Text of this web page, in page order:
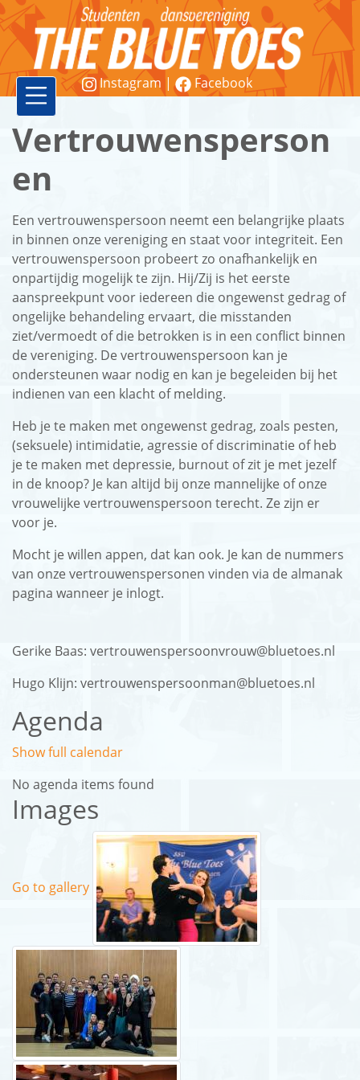
Instagram | Facebook
Vereniging
Lessen
Word
lid!
Workshops
&
demonstraties
Contact
Login
Vertrouwensperson
en
Een vertrouwenspersoon neemt een belangrijke plaats
in binnen onze vereniging en staat voor integriteit. Een
vertrouwenspersoon probeert zo onafhankelijk en
onpartijdig mogelijk te zijn. Hij/Zij is het eerste
aanspreekpunt voor iedereen die ongewenst gedrag of
ongelijke behandeling ervaart, die misstanden
ziet/vermoedt of die betrokken is in een conflict binnen
de vereniging. De vertrouwenspersoon kan je
ondersteunen waar nodig en kan je begeleiden bij het
indienen van een klacht of melding.
Heb je te maken met ongewenst gedrag, zoals pesten,
(seksuele) intimidatie, agressie of discriminatie of heb
je te maken met depressie, burnout of zit je met jezelf
in de knoop? Je kan altijd bij onze mannelijke of onze
vrouwelijke vertrouwenspersoon terecht. Ze zijn er
voor je.
Mocht je willen appen, dat kan ook. Je kan de nummers
van onze vertrouwenspersonen vinden via de almanak
pagina wanneer je inlogt.
Gerike Baas: vertrouwenspersoonvrouw@bluetoes.nl
Hugo Klijn: vertrouwenspersoonman@bluetoes.nl
Agenda
Show full calendar
No agenda items found
Images
Go to gallery